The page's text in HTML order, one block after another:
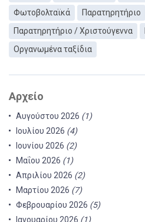
Φωτοβολταϊκά
Παρατηρητήριο
Παρατηρητήριο / Χριστούγεννα
Οργανωμένα ταξίδια
Αρχείο
Αυγούστου 2026 (1)
Ιουλίου 2026 (4)
Ιουνίου 2026 (2)
Μαΐου 2026 (1)
Απριλίου 2026 (2)
Μαρτίου 2026 (7)
Φεβρουαρίου 2026 (5)
Ιανουαρίου 2026 (1)